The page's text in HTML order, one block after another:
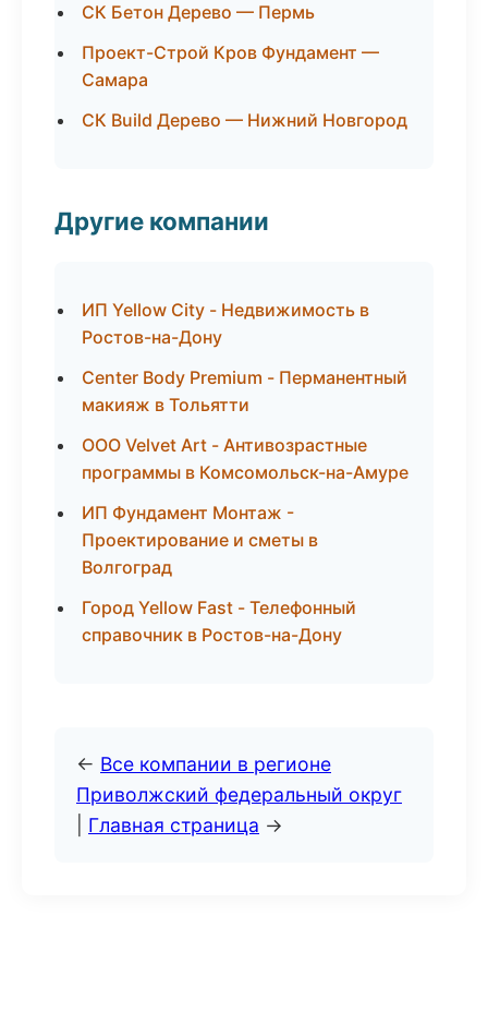
СК Бетон Дерево — Пермь
Проект-Строй Кров Фундамент —
Самара
СК Build Дерево — Нижний Новгород
Другие компании
ИП Yellow City - Недвижимость в
Ростов-на-Дону
Center Body Premium - Перманентный
макияж в Тольятти
ООО Velvet Art - Антивозрастные
программы в Комсомольск-на-Амуре
ИП Фундамент Монтаж -
Проектирование и сметы в
Волгоград
Город Yellow Fast - Телефонный
справочник в Ростов-на-Дону
← Все компании в регионе
Приволжский федеральный округ
Главная страница →